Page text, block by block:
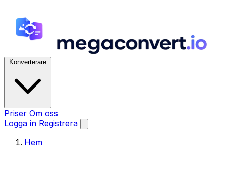
Konverterare
Priser Om oss
Logga in Registrera
Hem